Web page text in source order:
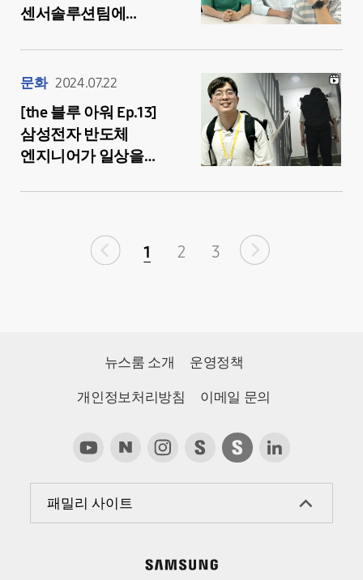
센서솔루션팀에
문화 2024.07.22
[the 블루 아워 Ep.13]
삼성전자 반도체
엔지니어가 일상을
1 2 3
뉴스룸 소개 운영정책
개인정보처리방침 이메일 문의
패밀리 사이트